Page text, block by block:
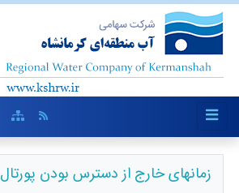
زمانهای خارج از دسترس بودن پورتال